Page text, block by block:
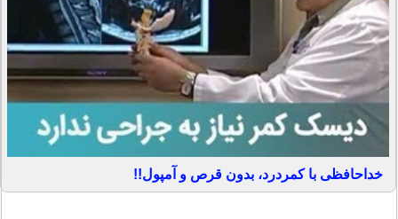
خداحافظی با کمردرد، بدون قرص و آمپول!!